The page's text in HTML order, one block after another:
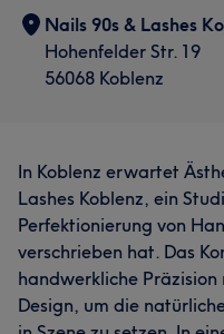
Nails 90s & Lashes
Hohenfelder Str. 19
56068 Koblenz
In Koblenz erwartet
Lashes Koblenz, ein
Perfektionierung von
verschrieben hat. Das
handwerkliche
Design, um die